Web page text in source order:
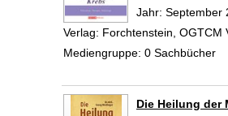
Jahr: September
Verlag: Forchtenstein, OGTCM
Mediengruppe: 0 Sachbücher
Die Heilung der